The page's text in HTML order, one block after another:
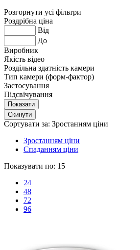
Розгорнути усі фільтри
Роздрібна ціна
Від
До
Виробник
Якість відео
Роздільна здатність камери
Тип камери (форм-фактор)
Застосування
Підсвічування
Сортувати за: Зростанням ціни
Зростанням ціни
Спаданням ціни
Показувати по: 15
24
48
72
96